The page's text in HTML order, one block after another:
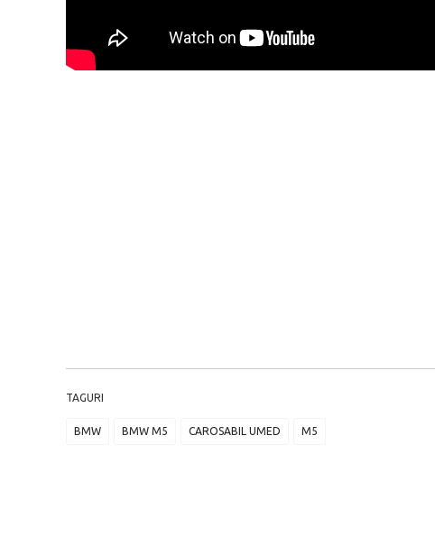
TAGURI
BMW BMW M5 CAROSABIL UMED M5